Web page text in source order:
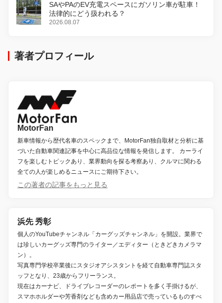
SAやPAのEV充電スペースにガソリン車が駐車！
法律的にどう扱われる？
2026.08.07
著者プロフィール
MotorFan
新車情報から歴代名車のスペックまで、MotorFan独自取材と分析に基
づいた自動車関連記事を中心に高品位な情報を発信します。 カーライ
フを楽しむトピックあり、業界動向を探る考察あり、クルマに関わる
全ての人が楽しめるニュースにご期待下さい。
この著者の記事をもっと見る
浜先 秀彰
個人のYouTubeチャンネル「カーグッズチャンネル」を開設。業界で
は珍しいカーグッズ専門のライター／エディター（ときどきカメラマ
ン）。
写真専門学校卒業後にスタジオアシスタントを経て自動車専門誌スタ
ッフとなり、23歳からフリーランス。
現在はカーナビ、ドライブレコーダーのレポートを多く手掛けるが、
スマホホルダーや芳香剤なども含めカー用品店で売っているものすべ